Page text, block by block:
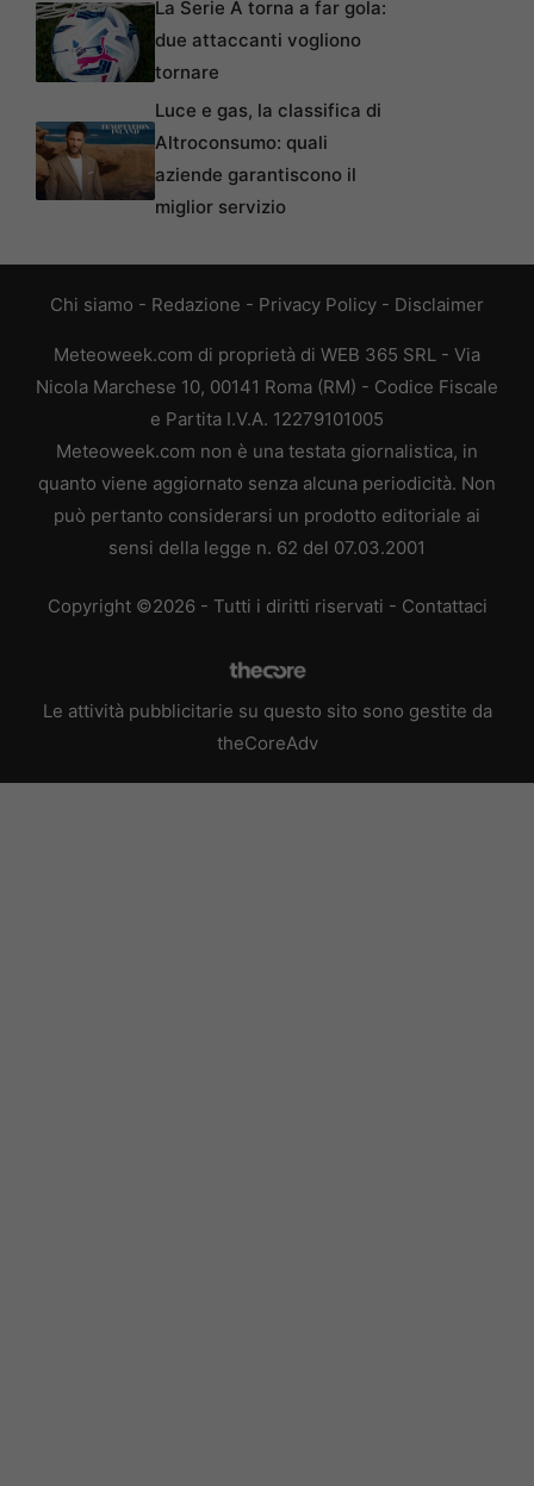
La Serie A torna a far gola:
due attaccanti vogliono
tornare
Luce e gas, la classifica di
Altroconsumo: quali
aziende garantiscono il
miglior servizio
Chi siamo - Redazione - Privacy Policy - Disclaimer
Meteoweek.com di proprietà di WEB 365 SRL - Via
Nicola Marchese 10, 00141 Roma (RM) - Codice Fiscale
e Partita I.V.A. 12279101005
Meteoweek.com non è una testata giornalistica, in
quanto viene aggiornato senza alcuna periodicità. Non
può pertanto considerarsi un prodotto editoriale ai
sensi della legge n. 62 del 07.03.2001
Copyright ©2026 - Tutti i diritti riservati - Contattaci
Le attività pubblicitarie su questo sito sono gestite da
theCoreAdv